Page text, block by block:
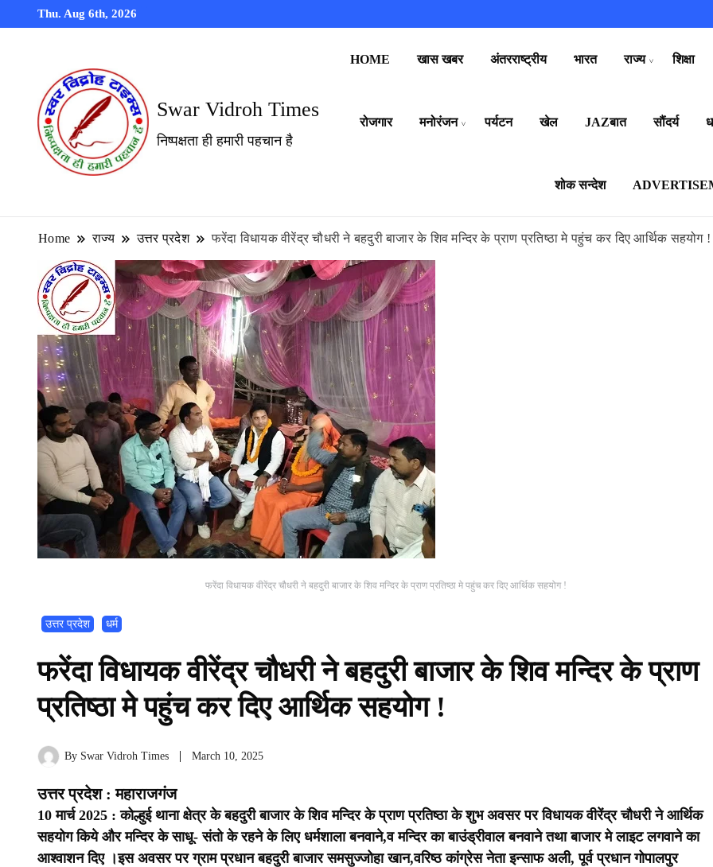
Thu. Aug 6th, 2026
Swar Vidroh Times
निष्पक्षता ही हमारी पहचान है
HOME खास खबर अंतरराष्ट्रीय भारत राज्य शिक्षा
रोजगार मनोरंजन पर्यटन खेल JAZबात सौंदर्य
शोक सन्देश
Home राज्य उत्तर प्रदेश फरेंदा विधायक वीरेंद्र चौधरी ने बहदुरी बाजार के शिव मन्दिर के प्राण प्रतिष्ठा मे पहुंच कर दिए आर्थिक सहयोग !
फरेंदा विधायक वीरेंद्र चौधरी ने बहदुरी बाजार के शिव मन्दिर के प्राण प्रतिष्ठा मे पहुंच कर दिए आर्थिक सहयोग !
उत्तर प्रदेश धर्म
फरेंदा विधायक वीरेंद्र चौधरी ने बहदुरी बाजार के शिव मन्दिर के प्राण
प्रतिष्ठा मे पहुंच कर दिए आर्थिक सहयोग !
By Swar Vidroh Times March 10, 2025
उत्तर प्रदेश : महाराजगंज
10 मार्च 2025 : कोल्हुई थाना क्षेत्र के बहदुरी बाजार के शिव मन्दिर के प्राण प्रतिष्ठा के शुभ अवसर पर विधायक वीरेंद्र चौधरी ने आर्थिक
सहयोग किये और मन्दिर के साधू- संतो के रहने के लिए धर्मशाला बनवाने,व मन्दिर का बाउंड्रीवाल बनवाने तथा बाजार मे लाइट लगवाने का
आश्वाशन दिए ।इस अवसर पर ग्राम प्रधान बहदुरी बाजार समसुज्जोहा खान,वरिष्ठ कांग्रेस नेता इन्साफ अली, पूर्व प्रधान गोपालपुर